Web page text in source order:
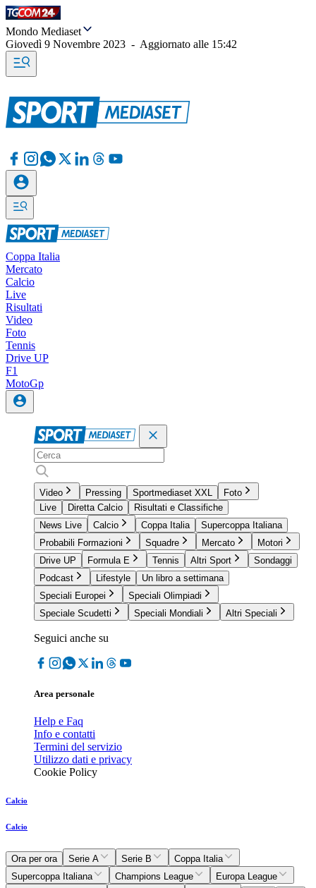
Mondo Mediaset
Giovedì 9 Novembre 2023 - Aggiornato alle 15:42
Coppa Italia
Mercato
Calcio
Live
Risultati
Video
Foto
Tennis
Drive UP
F1
MotoGp
Video Pressing Sportmediaset XXL
Foto
Live
Diretta Calcio
Risultati e Classifiche
News Live
Calcio Coppa Italia
Supercoppa Italiana
Probabili Formazioni
Squadre Mercato
Motori
Drive UP
Formula E Tennis Altri Sport
Sondaggi
Podcast
Lifestyle
Un libro a settimana
Speciali Europei
Speciali Olimpiadi
Speciale Scudetti
Speciali Mondiali Altri Speciali
Seguici anche su
Area personale
Help e Faq
Info e contatti
Termini del servizio
Utilizzo dati e privacy
Cookie Policy
Calcio
Calcio
Ora per ora Serie A Serie B
Coppa Italia
Supercoppa Italiana
Champions League
Europa League